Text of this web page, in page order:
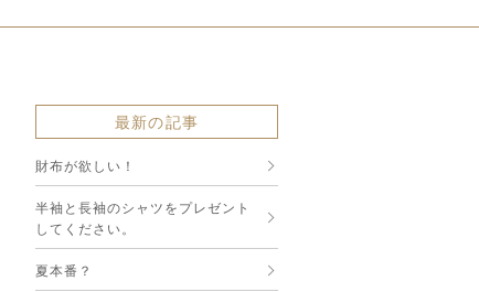
最新の記事
財布が欲しい！
半袖と長袖のシャツをプレゼント
してください。
夏本番？